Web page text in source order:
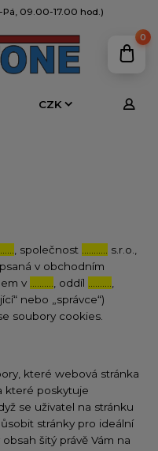
CZK
Pá, 09.00-17.00 hod.)
0
, společnost
s.r.o.,
v obchodním
v
, oddíl
nebo „správce“)
soubory cookies.
které webová stránka
které poskytuje
se uživatel na stránku
stránky pro ideální
šitý právě Vám na